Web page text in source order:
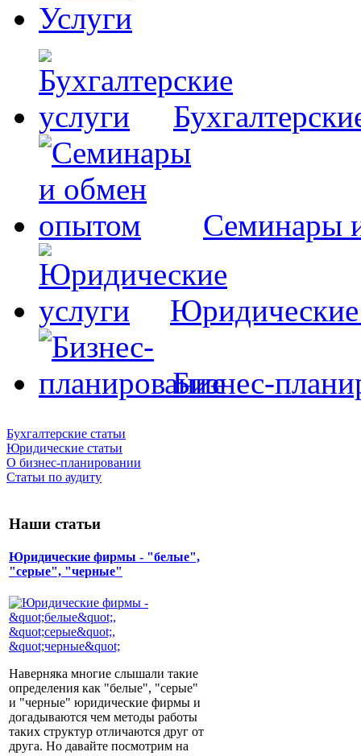
Услуги
Семинары
Юридические
Бизнес-
Бухгалтерские статьи
Юридические статьи
О бизнес-планировании
Статьи по аудиту
Наши статьи
Юридические фирмы - "белые",
"серые", "черные"
Наверняка многие слышали такие
определения как "белые", "серые"
и "черные" юридические фирмы и
догадываются чем методы работы
таких структур отличаются друг от
друга. Но давайте посмотрим на